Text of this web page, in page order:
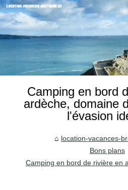
Camping en bord
ardèche, domaine
l'évasion
location-vacances-
Bons plans
Camping en bord de rivière en